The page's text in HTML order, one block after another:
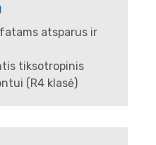
atsparus ir
tiksotropinis
(R4 klasė)